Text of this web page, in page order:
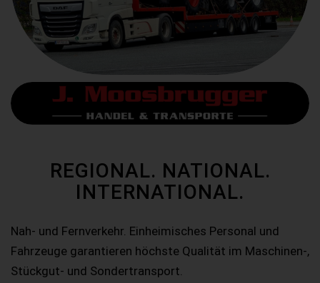
REGIONAL. NATIONAL.
INTERNATIONAL.
Nah- und Fernverkehr. Einheimisches Personal und
Fahrzeuge garantieren höchste Qualität im Maschinen-,
Stückgut- und Sondertransport.